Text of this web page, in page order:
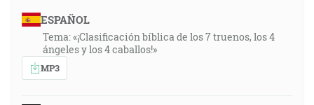
ESPAÑOL
Tema: «¡Clasificación bíblica de los 7 truenos, los 4
ángeles y los 4 caballos!»
MP3